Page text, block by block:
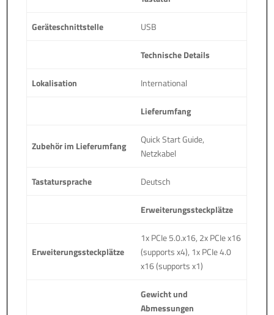
Geräteschnittstelle USB
Technische Details
Lokalisation International
Lieferumfang
Zubehör im Lieferumfang
Quick Start Guide,
Netzkabel
Tastatursprache Deutsch
Erweiterungssteckplätze
Erweiterungssteckplätze
1x PCIe 5.0.x16, 2x PCIe x16
(supports x4), 1x PCIe 4.0
x16 (supports x1)
Gewicht und
Abmessungen